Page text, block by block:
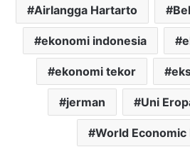
Airlangga Hartarto
ekonomi indonesia
ekonomi tekor
jerman Uni
World Economic